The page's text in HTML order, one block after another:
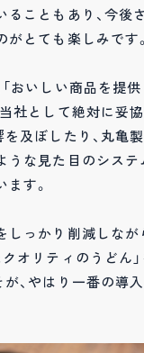
ることもあり、今後
とても楽しみです。
おいしい商品を提
社として絶対に妥
及ぼしたり、丸亀
うな見た目のシステ
す。
っかり削減しなが
オリティのうどん
、やはり一番の導